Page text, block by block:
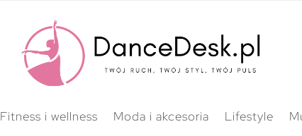
Fitness i wellness Moda i akcesoria Lifestyle